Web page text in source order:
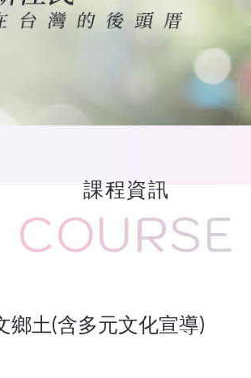
課程資訊
COURSE
鄉土(含多元文化宣導)